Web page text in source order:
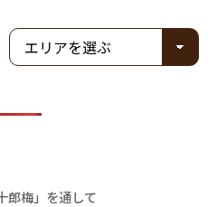
郎梅」を通して